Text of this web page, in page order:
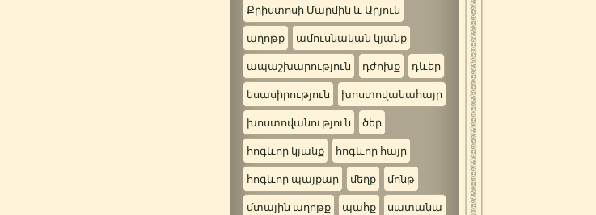
Քրիստոսի Մարմին և Արյուն
աղոթք ամուսնական կյանք
ապաշխարություն դժոխք դևեր
եսասիրություն խոստովանահայր
խոստովանություն ծեր
հոգևոր կյանք հոգևոր հայր
հոգևոր պայքար մեղք մոնթ
մտային աղոթք պահք սատանա